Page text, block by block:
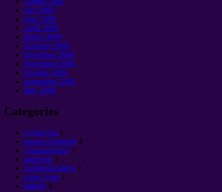
July 2009
June 2009
April 2009
March 2009
February 2009
December2008
November2008
October2008
September 2008
May 2008
Categories
Cущество 5
souzen Artikelen 4
Uncategorized 3
antichrist 3
Antitsivilizatsiya 1
wäiss Sonn 1
Infinity 8